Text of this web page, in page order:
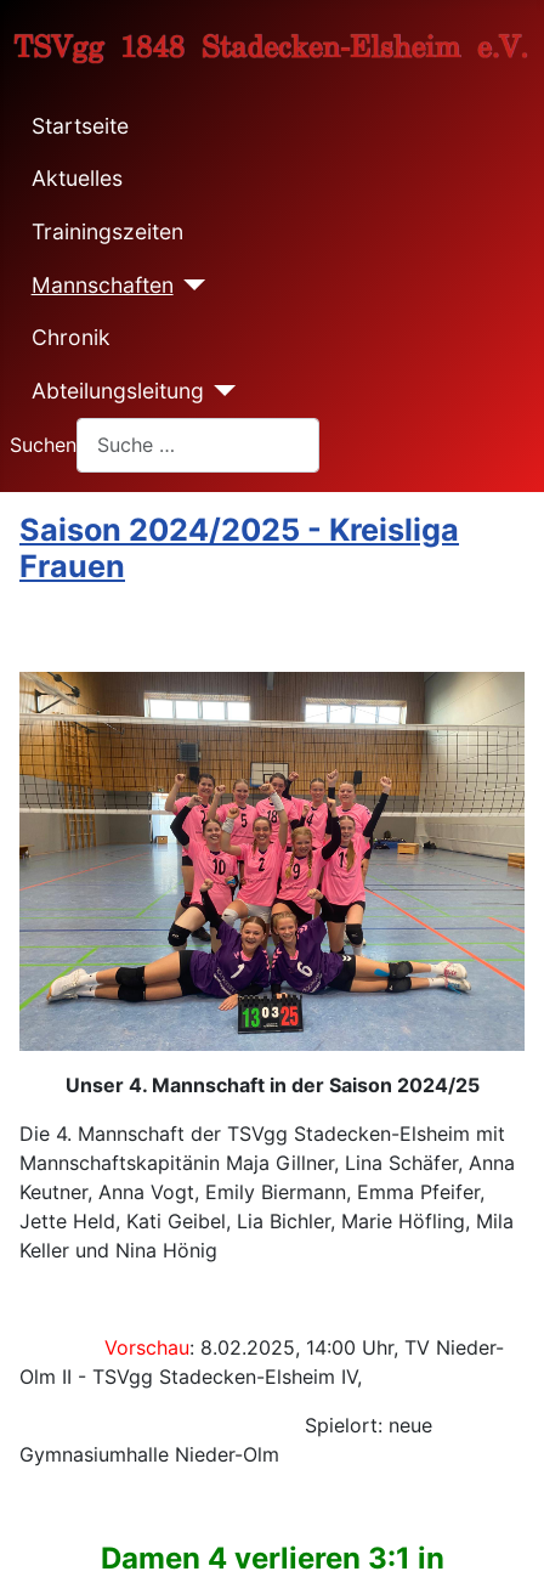
Startseite
Aktuelles
Trainingszeiten
Mannschaften
Chronik
Abteilungsleitung
Suchen
Saison 2024/2025 - Kreisliga
Frauen
Unser 4. Mannschaft in der Saison 2024/25
Die 4. Mannschaft der TSVgg Stadecken-Elsheim mit
Mannschaftskapitänin Maja Gillner, Lina Schäfer, Anna
Keutner, Anna Vogt, Emily Biermann, Emma Pfeifer,
Jette Held, Kati Geibel, Lia Bichler, Marie Höfling, Mila
Keller und Nina Hönig
Vorschau: 8.02.2025, 14:00 Uhr, TV Nieder-
Olm II - TSVgg Stadecken-Elsheim IV,
Spielort: neue
Gymnasiumhalle Nieder-Olm
Damen 4 verlieren 3:1 in